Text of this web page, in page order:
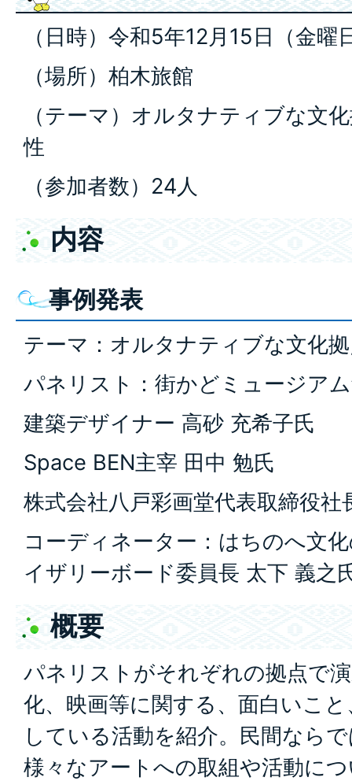
（日時）令和5年12月15日（金曜
（場所）柏木旅館
（テーマ）オルタナティブな文
性
（参加者数）24人
内容
事例発表
テーマ：オルタナティブな文化
パネリスト：街かどミュージア
建築デザイナー 高砂 充希子氏
Space BEN主宰 田中 勉氏
株式会社八戸彩画堂代表取締役社
コーディネーター：はちのへ文
イザリーボード委員長 太下 義之
概要
パネリストがそれぞれの拠点で
化、映画等に関する、面白いこ
している活動を紹介。民間なら
様々なアートへの取組や活動に